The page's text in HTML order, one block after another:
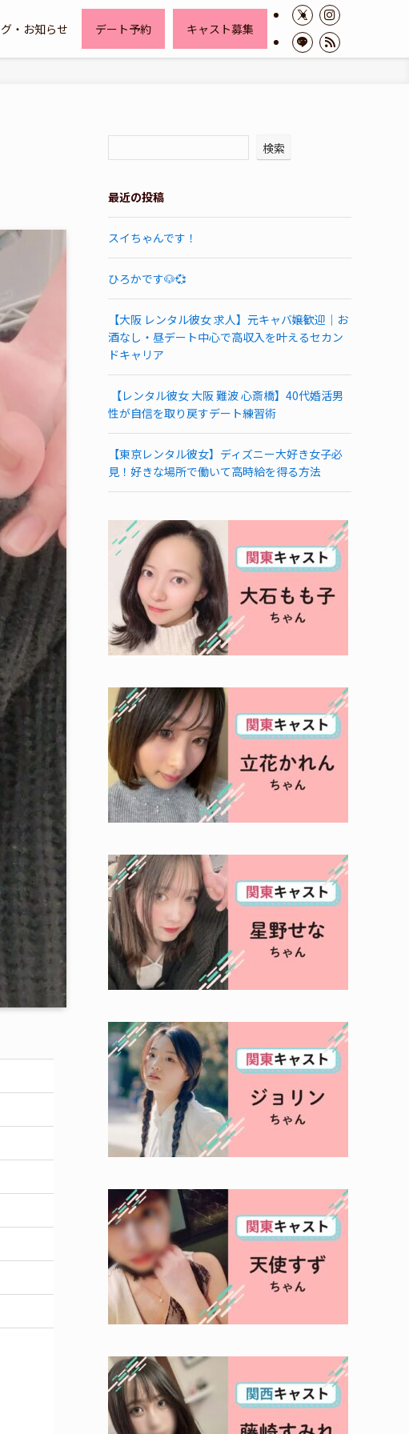
・お知らせ デート予約 キャスト募集
検索
最近の投稿
スイちゃんです！
ひろかです🐶💞
【大阪 レンタル彼女 求人】元キャバ嬢歓迎｜お
酒なし・昼デート中心で高収入を叶えるセカン
ドキャリア
【レンタル彼女 大阪 難波 心斎橋】40代婚活男
性が自信を取り戻すデート練習術
【東京レンタル彼女】ディズニー大好き女子必
見！好きな場所で働いて高時給を得る方法